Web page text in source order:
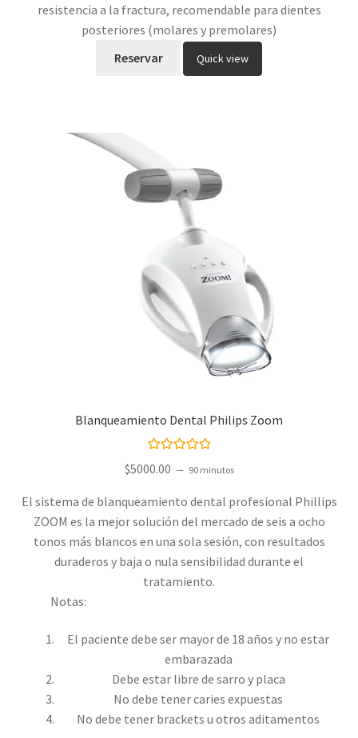
resistencia a la fractura, recomendable para dientes
posteriores (molares y premolares)
Reservar
Quick view
Blanqueamiento Dental Philips Zoom
$5000.00 90 minutos
El sistema de blanqueamiento dental profesional Phillips
ZOOM es la mejor solución del mercado de seis a ocho
tonos más blancos en una sola sesión, con resultados
duraderos y baja o nula sensibilidad durante el
tratamiento.
Notas:
El paciente debe ser mayor de 18 años y no estar
embarazada
Debe estar libre de sarro y placa
No debe tener caries expuestas
No debe tener brackets u otros aditamentos